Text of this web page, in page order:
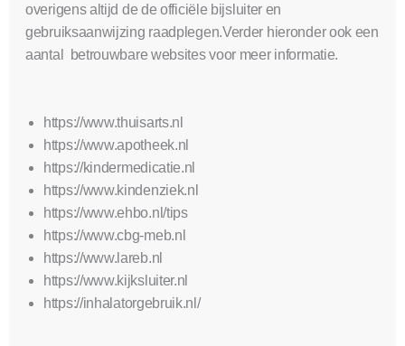
overigens altijd de de officiële bijsluiter en
gebruiksaanwijzing raadplegen.Verder hieronder ook een
aantal betrouwbare websites voor meer informatie.
https://www.thuisarts.nl
https://www.apotheek.nl
https://kindermedicatie.nl
https://www.kindenziek.nl
https://www.ehbo.nl/tips
https://www.cbg-meb.nl
https://www.lareb.nl
https://www.kijksluiter.nl
https://inhalatorgebruik.nl/